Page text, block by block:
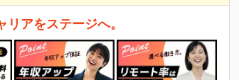
アをステージへ。